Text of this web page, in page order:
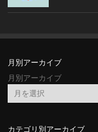
月別アーカイブ
月別アーカイブ
カテゴリ別アーカイブ